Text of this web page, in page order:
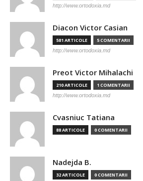
http://www.ortodoxia.md
Diacon Victor Casian
581 ARTICOLE 5 COMENTARII
http://www.ortodoxia.md
Preot Victor Mihalachi
210 ARTICOLE 1 COMENTARII
http://www.ortodoxia.md
Cvasniuc Tatiana
88 ARTICOLE 0 COMENTARII
Nadejda B.
32 ARTICOLE 0 COMENTARII